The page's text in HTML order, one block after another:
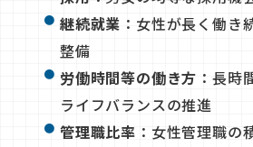
継続就業 ：女性が長く働き
整備
労働時間等の働き方 ：長時
ライフバランスの推進
管理職比率 ：女性管理職の